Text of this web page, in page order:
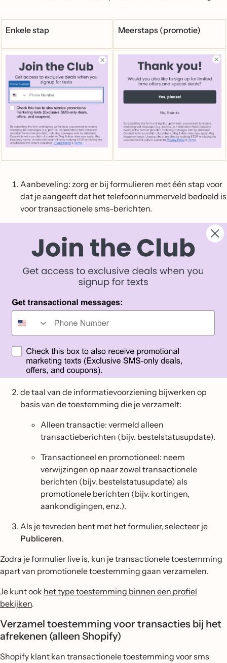
Enkele stap Meerstaps (promotie)
Aanbeveling: zorg er bij formulieren met één stap voor
dat je aangeeft dat het telefoonnummerveld bedoeld is
voor transactionele sms-berichten.
de taal van de informatievoorziening bijwerken op
basis van de toestemming die je verzamelt:
Alleen transactie: vermeld alleen
transactieberichten (bijv. bestelstatusupdate).
Transactioneel en promotioneel: neem
verwijzingen op naar zowel transactionele
berichten (bijv. bestelstatusupdate) als
promotionele berichten (bijv. kortingen,
aankondigingen, enz.).
Als je tevreden bent met het formulier, selecteer je
Publiceren.
Zodra je formulier live is, kun je transactionele toestemming
apart van promotionele toestemming gaan verzamelen.
Je kunt ook het type toestemming binnen een profiel
bekijken.
Verzamel toestemming voor transacties bij het
afrekenen (alleen Shopify)
Shopify klant kan transactionele toestemming voor sms